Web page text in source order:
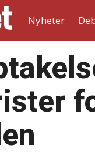
Nyheter